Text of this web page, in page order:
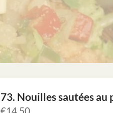
73. Nouilles sautées